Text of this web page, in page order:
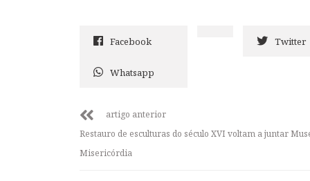
Facebook Twitter
Whatsapp
artigo anterior
Restauro de esculturas do século XVI voltam a juntar
Misericórdia